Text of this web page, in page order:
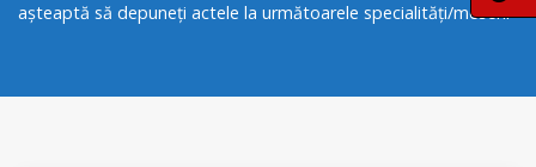
aşteaptă să depuneţi actele la următoarele specialităţi/meserii